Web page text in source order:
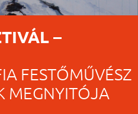
–
FESTŐMŰVÉSZ
MEGNYITÓJA